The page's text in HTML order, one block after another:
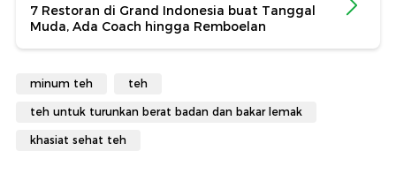
7 Restoran di Grand Indonesia buat Tanggal
Muda, Ada Coach hingga Remboelan
minum teh teh
teh untuk turunkan berat badan dan bakar lemak
khasiat sehat teh